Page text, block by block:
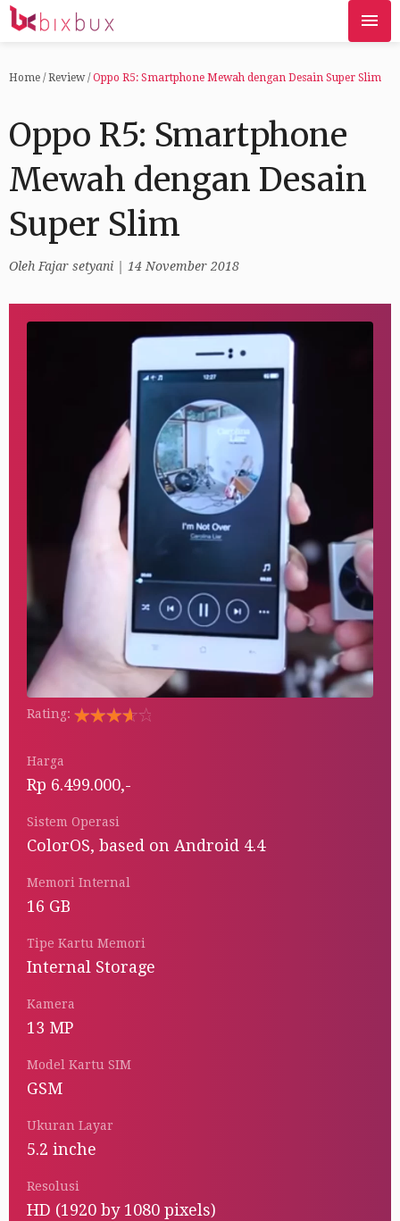
Home / Review/ Oppo R5: Smartphone Mewah dengan Desain Super Slim
Oppo R5: Smartphone
Mewah dengan Desain
Super Slim
Oleh Fajar setyani | 14 November 2018
Rating:
Harga
Rp 6.499.000,-
Sistem Operasi
ColorOS, based on Android 4.4
Memori Internal
16 GB
Tipe Kartu Memori
Internal Storage
Kamera
13 MP
Model Kartu SIM
GSM
Ukuran Layar
5.2 inche
Resolusi
HD (1920 by 1080 pixels)